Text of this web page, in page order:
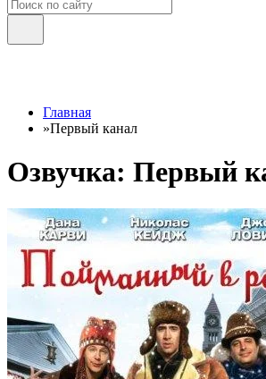
Главная
»Первый канал
Озвучка: Первый